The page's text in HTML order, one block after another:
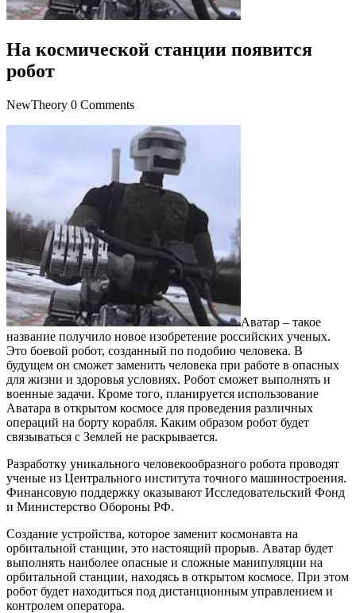
На космической станции появится
робот
NewTheory 0 Comments
Аватар – такое
название получило новое изобретение российских ученых.
Это боевой робот, созданный по подобию человека. В
будущем он сможет заменить человека при работе в опасных
для жизни и здоровья условиях. Робот сможет выполнять и
военные задачи. Кроме того, планируется использование
Аватара в открытом космосе для проведения различных
операций на борту корабля. Каким образом робот будет
связываться с Землей не раскрывается.
Разработку уникального человекообразного робота проводят
ученые из Центрального института точного машиностроения.
Финансовую поддержку оказывают Исследовательский Фонд
и Министерство Обороны РФ.
Создание устройства, которое заменит космонавта на
орбитальной станции, это настоящий прорыв. Аватар будет
выполнять наиболее опасные и сложные манипуляции на
орбитальной станции, находясь в открытом космосе. При этом
робот будет находиться под дистанционным управлением и
контролем оператора.